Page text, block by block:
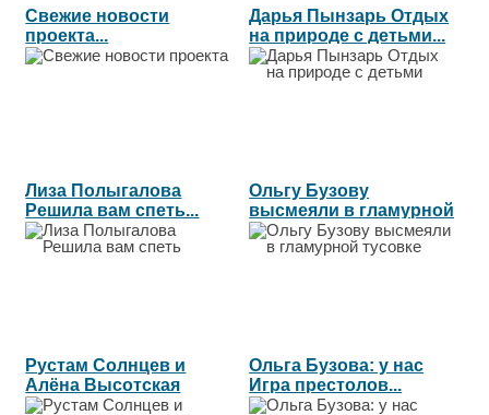
Свежие новости
проекта...
Дарья Пынзарь Отдых
на природе с детьми...
Лиза Полыгалова
Решила вам спеть...
Ольгу Бузову
высмеяли в гламурной
тусовке...
Рустам Солнцев и
Алёна Высотская
Опять неудача...
Ольга Бузова: у нас
Игра престолов...